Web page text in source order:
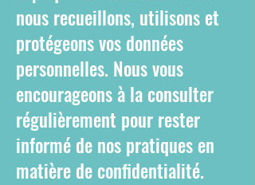
nous recueillons, utilisons et
protégeons vos données
personnelles. Nous vous
encourageons à la consulter
régulièrement pour rester
informé de nos pratiques en
matière de confidentialité.